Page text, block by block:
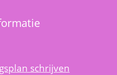
schrijven